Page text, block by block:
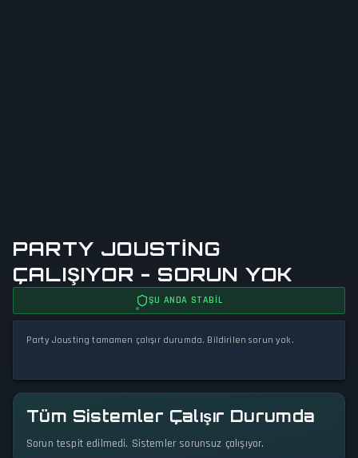
PARTY JOUSTING
ÇALIŞIYOR - SORUN YOK
ŞU ANDA STABIL
Party Jousting tamamen çalışır durumda. Bildirilen sorun yok.
Tüm Sistemler Çalışır Durumda
Sorun tespit edilmedi. Sistemler sorunsuz çalışıyor.